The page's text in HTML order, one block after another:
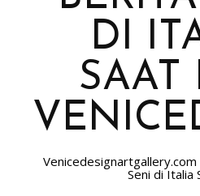
DI
SAAT
Seni di Italia